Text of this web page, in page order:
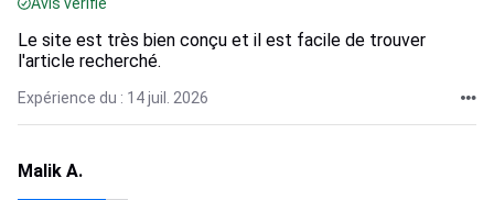
Le site est très bien conçu et il est facile de trouver
l'article recherché.
Expérience du : 14 juil. 2026
Malik A.